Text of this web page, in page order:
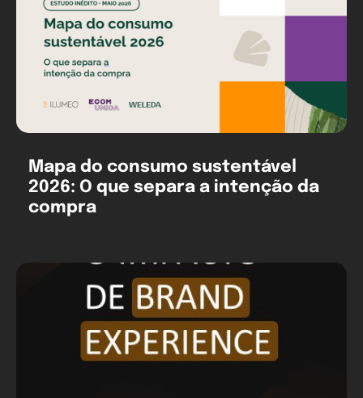
Mapa do consumo sustentável
2026: O que separa a intenção da
compra